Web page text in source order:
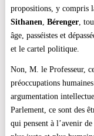
propositions, y compris
Sithanen Bérenger,
âge, passéistes et
et le cartel politique.
Non, M. le Professeur,
préoccupations
argumentation
Parlement, ce sont des
qui pensent à l’avenir